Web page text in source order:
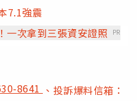
7.1強震
一次拿到三張資安證照
PR
8641 、投訴爆料信箱：